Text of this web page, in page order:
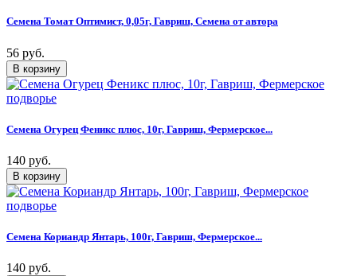
Семена Томат Оптимист, 0,05г, Гавриш, Семена от автора
56 руб.
Семена Огурец Феникс плюс, 10г, Гавриш, Фермерское...
140 руб.
Семена Кориандр Янтарь, 100г, Гавриш, Фермерское...
140 руб.